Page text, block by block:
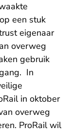
een stuk
eigenaar
overweg
gebruik
In
in oktober
overweg
ProRail wil